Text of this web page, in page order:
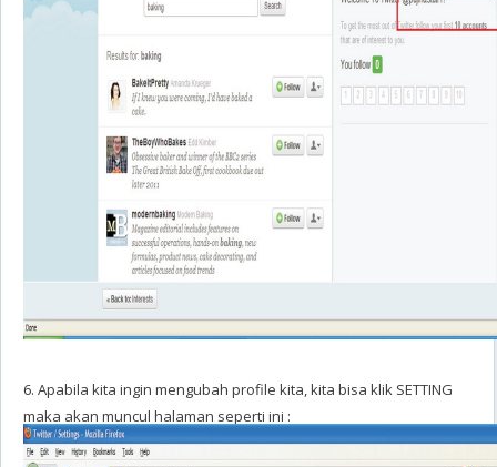
6. Apabila kita ingin mengubah profile kita, kita bisa klik SETTING
maka akan muncul halaman seperti ini :